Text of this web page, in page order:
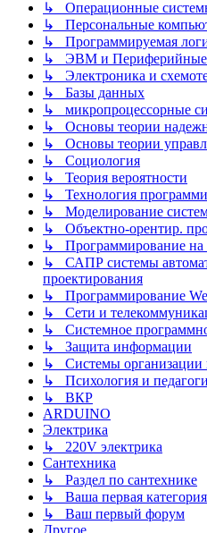
↳ Операционные
↳ Персональные
↳ Программируемая
↳ ЭВМ и Периферийные
↳ Электроника и
↳ Базы данных
↳ микропроцессорные
↳ Основы теории
↳ Основы теории
↳ Социология
↳ Теория вероятности
↳ Технология
↳ Моделирование
↳ Объектно-орентир.
↳ Программирование
↳ САПР системы
проектирования
↳ Программирование
↳ Сети и
↳ Системное
↳ Защита информации
↳ Системы организации
↳ Психология и
↳ ВКР
ARDUINO
Электрика
↳ 220V электрика
Сантехника
↳ Раздел по сантехнике
↳ Ваша первая категория
↳ Ваш первый форум
Другое